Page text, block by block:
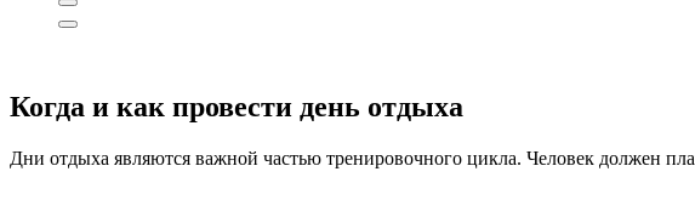
Когда и как провести день отдыха
Дни отдыха являются важной частью тренировочного цикла. Человек должен